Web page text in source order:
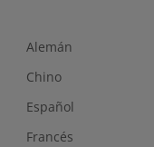
Alemán
Chino
Español
Francés